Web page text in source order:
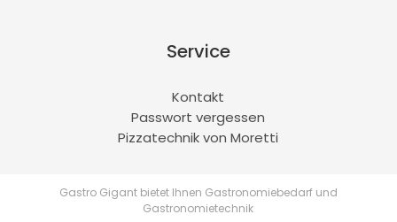
Service
Kontakt
Passwort vergessen
Pizzatechnik von Moretti
Gastro Gigant bietet Ihnen Gastronomiebedarf und
Gastronomietechnik